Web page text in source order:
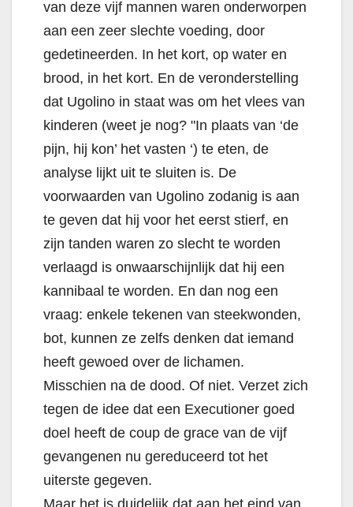
van deze vijf mannen waren onderworpen
aan een zeer slechte voeding, door
gedetineerden. In het kort, op water en
brood, in het kort. En de veronderstelling
dat Ugolino in staat was om het vlees van
kinderen (weet je nog? "In plaats van ‘de
pijn, hij kon’ het vasten ‘) te eten, de
analyse lijkt uit te sluiten is. De
voorwaarden van Ugolino zodanig is aan
te geven dat hij voor het eerst stierf, en
zijn tanden waren zo slecht te worden
verlaagd is onwaarschijnlijk dat hij een
kannibaal te worden. En dan nog een
vraag: enkele tekenen van steekwonden,
bot, kunnen ze zelfs denken dat iemand
heeft gewoed over de lichamen.
Misschien na de dood. Of niet. Verzet zich
tegen de idee dat een Executioner goed
doel heeft de coup de grace van de vijf
gevangenen nu gereduceerd tot het
uiterste gegeven.
Maar het is duidelijk dat aan het eind van